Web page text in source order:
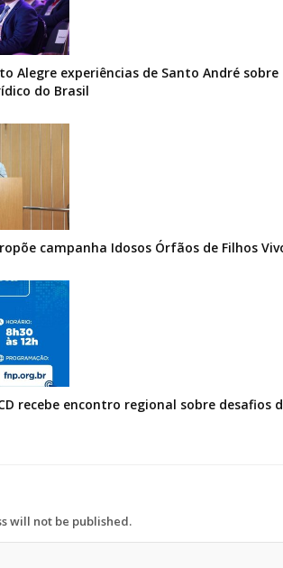
Alegre experiências de Santo André
do Brasil
campanha Idosos Órfãos de Filhos
recebe encontro regional sobre
will not be published.